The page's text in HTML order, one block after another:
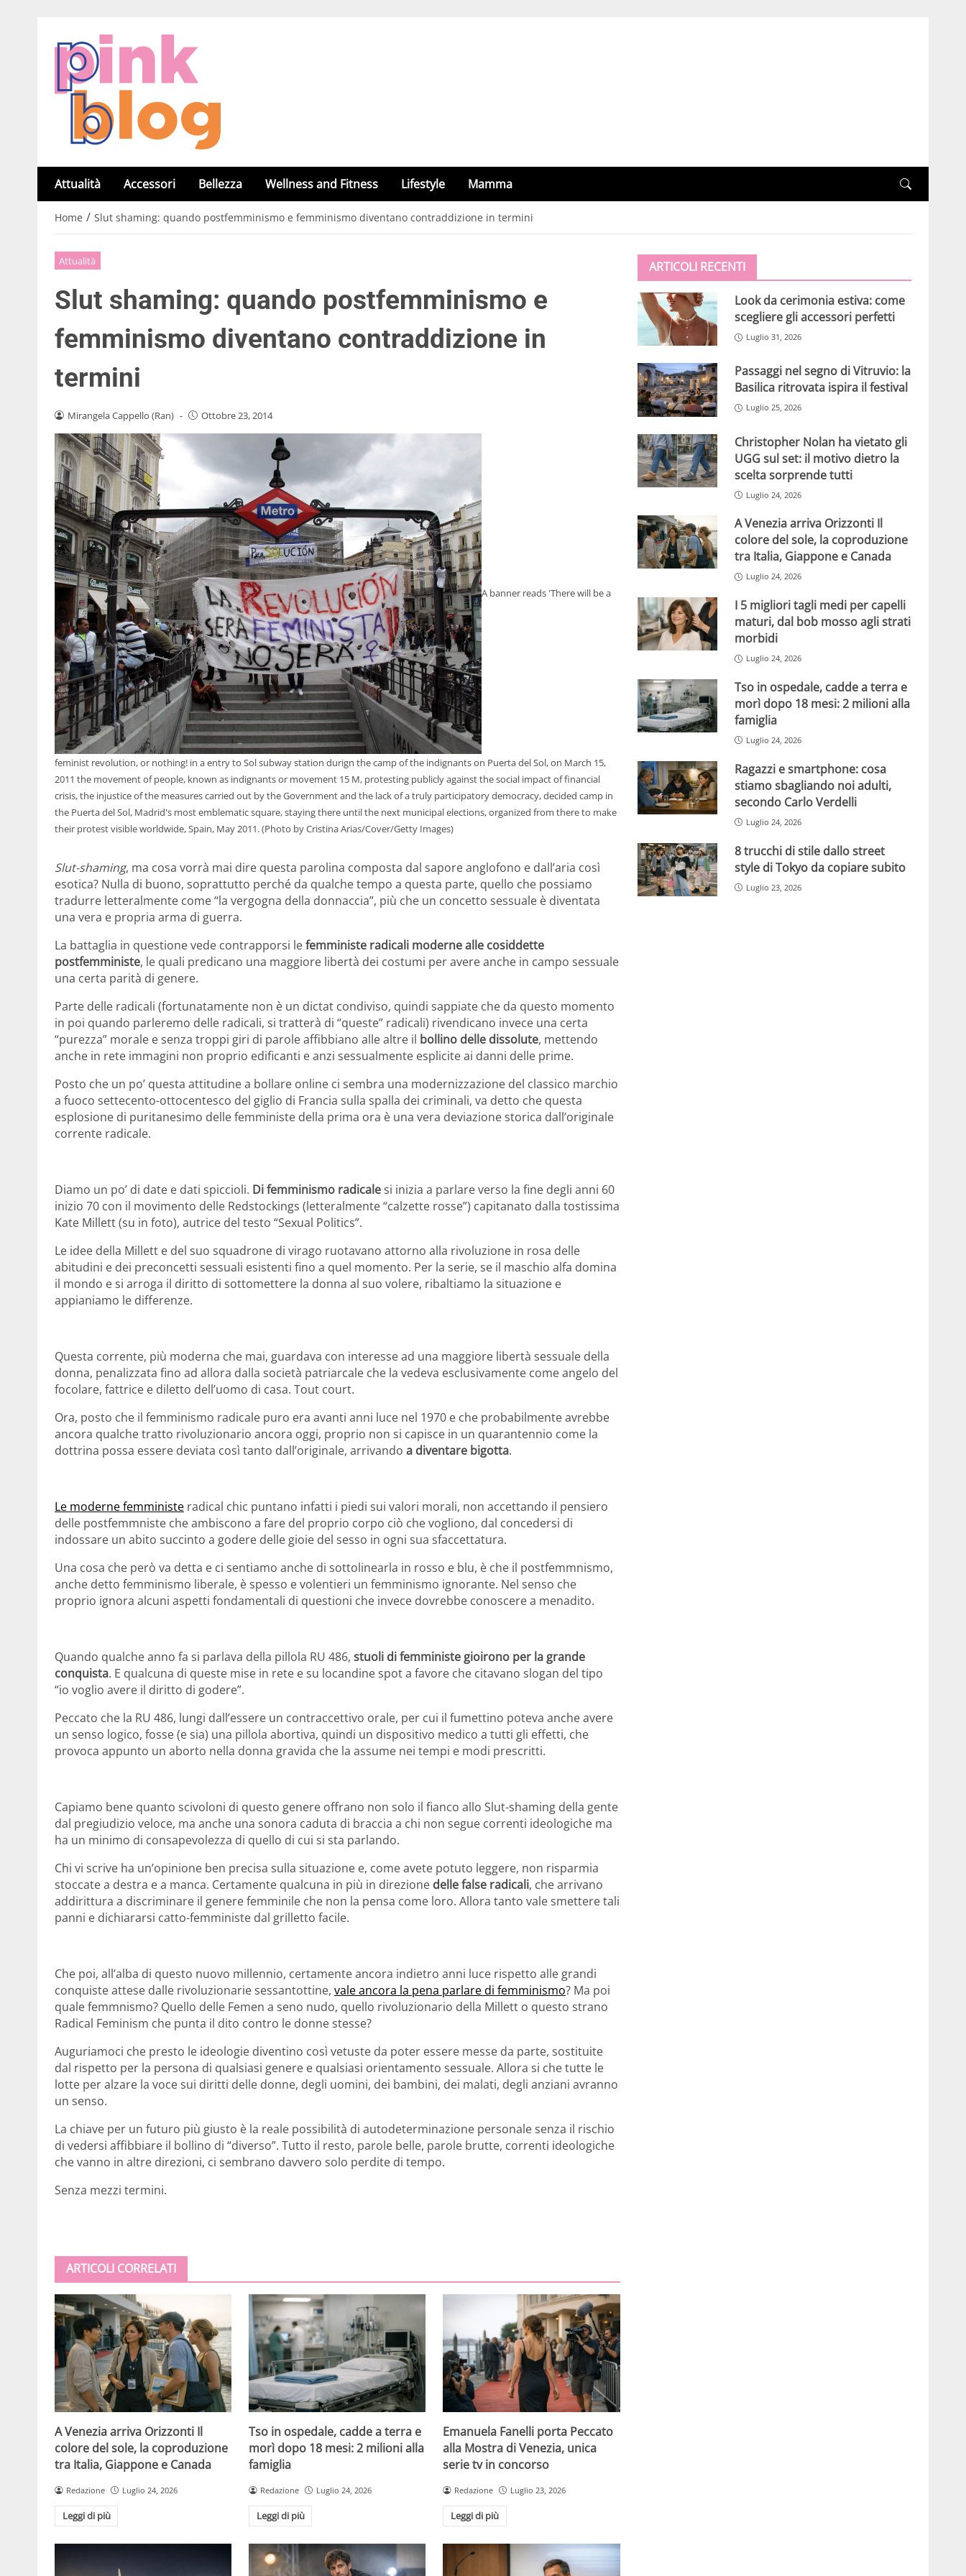
Attualità Accessori Bellezza Wellness and Fitness Lifestyle Mamma
Home / Slut shaming: quando postfemminismo e femminismo diventano contraddizione in termini
Attualità
Slut shaming: quando postfemminismo e
femminismo diventano contraddizione in
termini
Mirangela Cappello (Ran) - Ottobre 23, 2014
A banner reads 'There will be a
feminist revolution, or nothing! in a entry to Sol subway station durign the camp of the indignants on Puerta del Sol, on March 15,
2011 the movement of people, known as indignants or movement 15 M, protesting publicly against the social impact of financial
crisis, the injustice of the measures carried out by the Government and the lack of a truly participatory democracy, decided camp in
the Puerta del Sol, Madrid's most emblematic square, staying there until the next municipal elections, organized from there to make
their protest visible worldwide, Spain, May 2011. (Photo by Cristina Arias/Cover/Getty Images)
Slut-shaming, ma cosa vorrà mai dire questa parolina composta dal sapore anglofono e dall’aria così
esotica? Nulla di buono, soprattutto perché da qualche tempo a questa parte, quello che possiamo
tradurre letteralmente come “la vergogna della donnaccia”, più che un concetto sessuale è diventata
una vera e propria arma di guerra.
La battaglia in questione vede contrapporsi lefemministe radicali moderne alle cosiddette
postfemministe, le quali predicano una maggiore libertà dei costumi per avere anche in campo sessuale
una certa parità di genere.
Parte delle radicali (fortunatamente non è un dictat condiviso, quindi sappiate che da questo momento
in poi quando parleremo delle radicali, si tratterà di “queste” radicali) rivendicano invece una certa
“purezza” morale e senza troppi giri di parole affibbiano alle altre il bollino delle dissolute, mettendo
anche in rete immagini non proprio edificanti e anzi sessualmente esplicite ai danni delle prime.
Posto che un po’ questa attitudine a bollare online ci sembra una modernizzazione del classico marchio
a fuoco settecento-ottocentesco del giglio di Francia sulla spalla dei criminali, va detto che questa
esplosione di puritanesimo delle femministe della prima ora è una vera deviazione storica dall’originale
corrente radicale.
Diamo un po’ di date e dati spiccioli. Di femminismo radicalesi inizia a parlare verso la fine degli anni 60
inizio 70 con il movimento delle Redstockings (letteralmente “calzette rosse”) capitanato dalla tostissima
Kate Millett (su in foto), autrice del testo “Sexual Politics”.
Le idee della Millett e del suo squadrone di virago ruotavano attorno alla rivoluzione in rosa delle
abitudini e dei preconcetti sessuali esistenti fino a quel momento. Per la serie, se il maschio alfa domina
il mondo e si arroga il diritto di sottomettere la donna al suo volere, ribaltiamo la situazione e
appianiamo le differenze.
Questa corrente, più moderna che mai, guardava con interesse ad una maggiore libertà sessuale della
donna, penalizzata fino ad allora dalla società patriarcale che la vedeva esclusivamente come angelo del
focolare, fattrice e diletto dell’uomo di casa. Tout court.
Ora, posto che il femminismo radicale puro era avanti anni luce nel 1970 e che probabilmente avrebbe
ancora qualche tratto rivoluzionario ancora oggi, proprio non si capisce in un quarantennio come la
dottrina possa essere deviata così tanto dall’originale, arrivando a diventare bigotta.
Le moderne femministe radical chic puntano infatti i piedi sui valori morali, non accettando il pensiero
delle postfemmniste che ambiscono a fare del proprio corpo ciò che vogliono, dal concedersi di
indossare un abito succinto a godere delle gioie del sesso in ogni sua sfaccettatura.
Una cosa che però va detta e ci sentiamo anche di sottolinearla in rosso e blu, è che il postfemmnismo,
anche detto femminismo liberale, è spesso e volentieri un femminismo ignorante. Nel senso che
proprio ignora alcuni aspetti fondamentali di questioni che invece dovrebbe conoscere a menadito.
Quando qualche anno fa si parlava della pillola RU 486, stuoli di femministe gioirono per la grande
conquista. E qualcuna di queste mise in rete e su locandine spot a favore che citavano slogan del tipo
“io voglio avere il diritto di godere”.
Peccato che la RU 486, lungi dall’essere un contraccettivo orale, per cui il fumettino poteva anche avere
un senso logico, fosse (e sia) una pillola abortiva, quindi un dispositivo medico a tutti gli effetti, che
provoca appunto un aborto nella donna gravida che la assume nei tempi e modi prescritti.
Capiamo bene quanto scivoloni di questo genere offrano non solo il fianco allo Slut-shaming della gente
dal pregiudizio veloce, ma anche una sonora caduta di braccia a chi non segue correnti ideologiche ma
ha un minimo di consapevolezza di quello di cui si sta parlando.
Chi vi scrive ha un’opinione ben precisa sulla situazione e, come avete potuto leggere, non risparmia
stoccate a destra e a manca. Certamente qualcuna in più in direzione delle false radicali, che arrivano
addirittura a discriminare il genere femminile che non la pensa come loro. Allora tanto vale smettere tali
panni e dichiararsi catto-femministe dal grilletto facile.
Che poi, all’alba di questo nuovo millennio, certamente ancora indietro anni luce rispetto alle grandi
conquiste attese dalle rivoluzionarie sessantottine, vale ancora la pena parlare di femminismo? Ma poi
quale femmnismo? Quello delle Femen a seno nudo, quello rivoluzionario della Millett o questo strano
Radical Feminism che punta il dito contro le donne stesse?
Auguriamoci che presto le ideologie diventino così vetuste da poter essere messe da parte, sostituite
dal rispetto per la persona di qualsiasi genere e qualsiasi orientamento sessuale. Allora si che tutte le
lotte per alzare la voce sui diritti delle donne, degli uomini, dei bambini, dei malati, degli anziani avranno
un senso.
La chiave per un futuro più giusto è la reale possibilità di autodeterminazione personale senza il rischio
di vedersi affibbiare il bollino di “diverso”. Tutto il resto, parole belle, parole brutte, correnti ideologiche
che vanno in altre direzioni, ci sembrano davvero solo perdite di tempo.
Senza mezzi termini.
ARTICOLI CORRELATI
A Venezia arriva Orizzonti Il
colore del sole, la coproduzione
tra Italia, Giappone e Canada
Redazione Luglio 24, 2026
Leggi di più
Tso in ospedale, cadde a terra e
morì dopo 18 mesi: 2 milioni alla
famiglia
Redazione Luglio 24, 2026
Leggi di più
Emanuela Fanelli porta Peccato
alla Mostra di Venezia, unica
serie tv in concorso
Redazione Luglio 23, 2026
Leggi di più
ARTICOLI RECENTI
Look da cerimonia estiva: come
scegliere gli accessori perfetti
Luglio 31, 2026
Passaggi nel segno di Vitruvio: la
Basilica ritrovata ispira il festival
Luglio 25, 2026
Christopher Nolan ha vietato gli
UGG sul set: il motivo dietro la
scelta sorprende tutti
Luglio 24, 2026
A Venezia arriva Orizzonti Il
colore del sole, la coproduzione
tra Italia, Giappone e Canada
Luglio 24, 2026
I 5 migliori tagli medi per capelli
maturi, dal bob mosso agli strati
morbidi
Luglio 24, 2026
Tso in ospedale, cadde a terra e
morì dopo 18 mesi: 2 milioni alla
famiglia
Luglio 24, 2026
Ragazzi e smartphone: cosa
stiamo sbagliando noi adulti,
secondo Carlo Verdelli
Luglio 24, 2026
8 trucchi di stile dallo street
style di Tokyo da copiare subito
Luglio 23, 2026